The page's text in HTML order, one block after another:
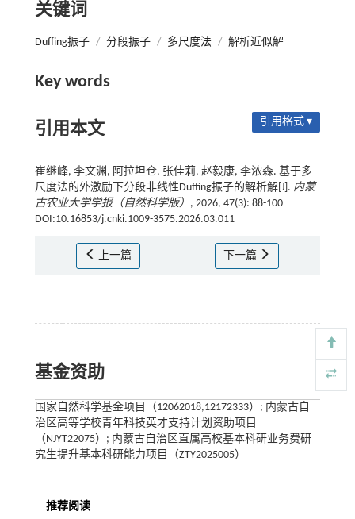
关键词
Duffing振子 / 分段振子 / 多尺度法 / 解析近似解
Key words
引用本文 引用格式 ▾
崔继峰, 李文渊, 阿拉坦仓, 张佳莉, 赵毅康, 李浓森. 基于多
尺度法的外激励下分段非线性Duffing振子的解析解[J]. 内蒙
古农业大学学报（自然科学版） , 2026, 47(3): 88-100
DOI:10.16853/j.cnki.1009-3575.2026.03.011
上一篇 下一篇
基金资助
国家自然科学基金项目（12062018,12172333）; 内蒙古自
治区高等学校青年科技英才支持计划资助项目
（NJYT22075）; 内蒙古自治区直属高校基本科研业务费研
究生提升基本科研能力项目（ZTY2025005）